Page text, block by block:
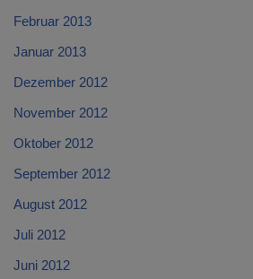
Februar 2013
Januar 2013
Dezember 2012
November 2012
Oktober 2012
September 2012
August 2012
Juli 2012
Juni 2012